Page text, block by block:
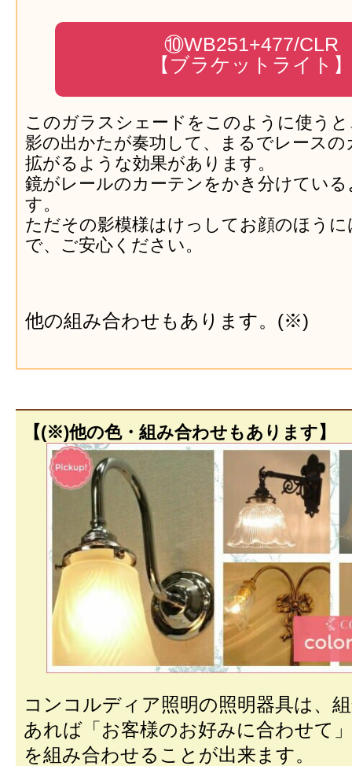
⑩WB251+477/CLR
【ブラケットライト】
このガラスシェードをこのように使う
影の出かたが奏功して、まるでレース
拡がるような効果があります。
鏡がレールのカーテンをかき分けてい
す。
ただその影模様はけっしてお顔のほう
で、ご安心ください。
他の組み合わせもあります。(※)
【(※)他の色・組み合わせもあります】
コンコルディア照明の照明器具は、
あれば「お客様のお好みに合わせて
を組み合わせることが出来ます。